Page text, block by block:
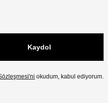
Kaydol
okudum, kabul ediyorum.